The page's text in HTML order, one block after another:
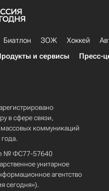
Биатлон ЗОЖ Хоккей
и сервисы Пресс-
в сфере связи,
коммуникаций
№ ФС77-57640
унитарное
агентство
сегодня»).